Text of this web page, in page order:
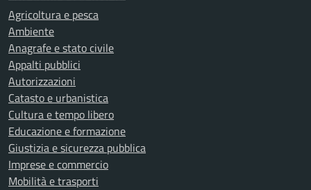
Agricoltura e pesca
Ambiente
Anagrafe e stato civile
Appalti pubblici
Autorizzazioni
Catasto e urbanistica
Cultura e tempo libero
Educazione e formazione
Giustizia e sicurezza pubblica
Imprese e commercio
Mobilità e trasporti